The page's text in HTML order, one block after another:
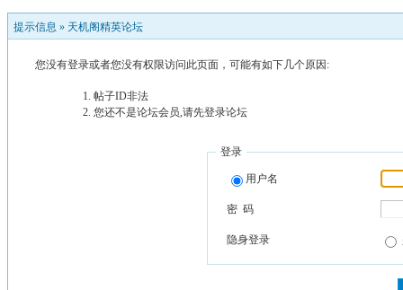
提示信息 » 天机阁精英论坛
您没有登录或者您没有权限访问此页面，可能有如下几个原因:
帖子ID非法
您还不是论坛会员,请先登录论坛
登录
用户名
密 码
隐身登录